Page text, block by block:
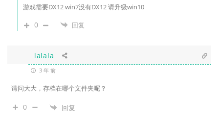
游戏需要DX12 win7没有DX12 请升级win10
0 回复
lalala
3 年 前
请问大大，存档在哪个文件夹呢？
0 回复